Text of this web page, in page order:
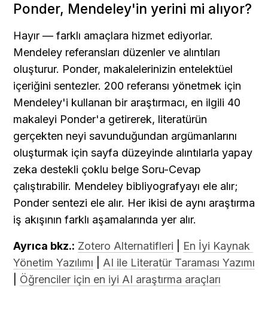
Ponder, Mendeley'in yerini mi alıyor?
Hayır — farklı amaçlara hizmet ediyorlar.
Mendeley referansları düzenler ve alıntıları
oluşturur. Ponder, makalelerinizin entelektüel
içeriğini sentezler. 200 referansı yönetmek için
Mendeley'i kullanan bir araştırmacı, en ilgili 40
makaleyi Ponder'a getirerek, literatürün
gerçekten neyi savunduğundan argümanlarını
oluşturmak için sayfa düzeyinde alıntılarla yapay
zeka destekli çoklu belge Soru-Cevap
çalıştırabilir. Mendeley bibliyografyayı ele alır;
Ponder sentezi ele alır. Her ikisi de aynı araştırma
iş akışının farklı aşamalarında yer alır.
Ayrıca bkz.: Zotero Alternatifleri
En İyi Kaynak
Yönetim Yazılımı
AI ile Literatür Taraması Yazımı
Öğrenciler için en iyi AI araştırma araçları